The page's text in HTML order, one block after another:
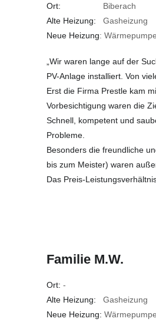
Ort: Biberach
Alte Heizung: Gasheizung
Neue Heizung: Wärmepumpe
„Wir waren lange auf der
PV-Anlage installiert. Von
Erst die Firma Prestle kam
Vorbesichtigung waren die
Schnell, kompetent und
Probleme.
Besonders die freundliche
bis zum Meister) waren
Das Preis-
Familie M.W.
Ort: -
Alte Heizung: Gasheizung
Neue Heizung: Wärmepumpe